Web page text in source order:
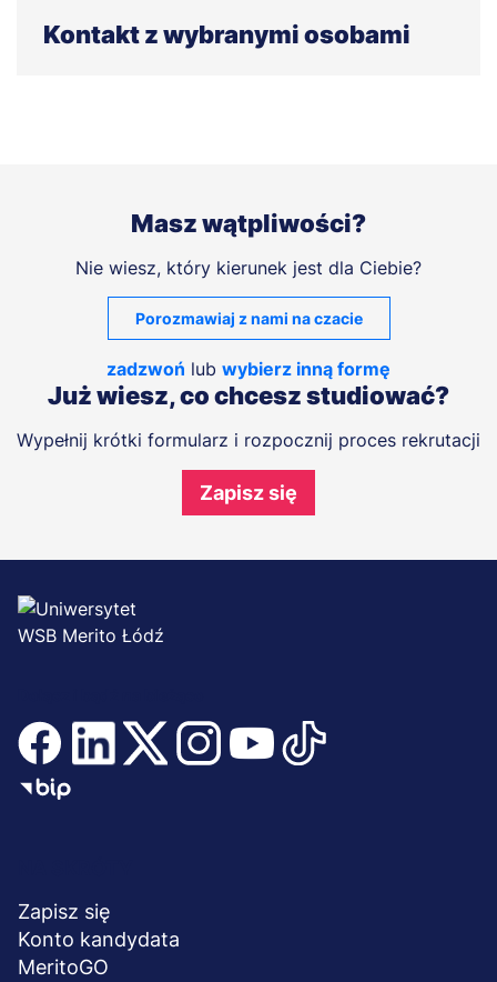
Kontakt z wybranymi osobami
Masz wątpliwości?
Nie wiesz, który kierunek jest dla Ciebie?
Porozmawiaj z nami na czacie
zadzwoń lub wybierz inną formę
Już wiesz, co chcesz studiować?
Wypełnij krótki formularz i rozpocznij proces rekrutacji
Zapisz się
stopka
Zapisz się
Konto kandydata
MeritoGO